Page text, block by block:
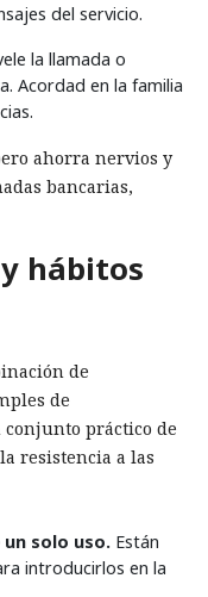
del servicio.
la llamada o
Acordad en la familia
ahorra nervios y
bancarias,
hábitos
de
de
práctico de
resistencia a las
solo uso. Están
introducirlos en la